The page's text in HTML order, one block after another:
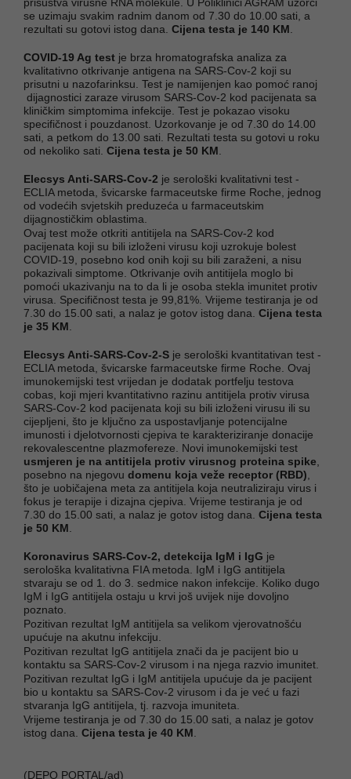
se uzimaju svakim radnim danom od 7.30 do 10.00 sati, a
rezultati su gotovi istog dana. Cijena testa je 140 KM
COVID-19 Ag test je brza hromatografska analiza za
kvalitativno otkrivanje antigena na SARS-Cov-2 koji su
prisutni u nazofarinksu. Test je namijenjen kao pomoć ranoj
dijagnostici zaraze virusom SARS-Cov-2 kod pacijenata sa
kliničkim simptomima infekcije. Test je pokazao visoku
specifičnost i pouzdanost. Uzorkovanje je od 7.30 do 14.00
sati, a petkom do 13.00 sati. Rezultati testa su gotovi u roku
od nekoliko sati. Cijena testa je 50 KM
Elecsys Anti-SARS-Cov-2 je serološki kvalitativni test -
ECLIA metoda, švicarske farmaceutske firme Roche, jednog
od vodećih svjetskih preduzeća u farmaceutskim
dijagnostičkim oblastima.
Ovaj test može otkriti antitijela na SARS-Cov-2 kod
pacijenata koji su bili izloženi virusu koji uzrokuje bolest
COVID-19, posebno kod onih koji su bili zaraženi, a nisu
pokazivali simptome. Otkrivanje ovih antitijela moglo bi
pomoći ukazivanju na to da li je osoba stekla imunitet protiv
virusa. Specifičnost testa je 99,81%. Vrijeme testiranja je od
7.30 do 15.00 sati, a nalaz je gotov istog dana. Cijena testa
je 35 KM
Elecsys Anti-SARS-Cov-2-S je serološki kvantitativan test -
ECLIA metoda, švicarske farmaceutske firme Roche. Ovaj
imunokemijski test vrijedan je dodatak portfelju testova
cobas, koji mjeri kvantitativno razinu antitijela protiv virusa
SARS-Cov-2 kod pacijenata koji su bili izloženi virusu ili su
cijepljeni, što je ključno za uspostavljanje potencijalne
imunosti i djelotvornosti cjepiva te karakteriziranje donacije
rekovalescentne plazmofereze. Novi imunokemijski test
usmjeren je na antitijela protiv virusnog proteina spike
posebno na njegovu domenu koja veže receptor (RBD)
što je uobičajena meta za antitijela koja neutraliziraju virus i
fokus je terapije i dizajna cjepiva. Vrijeme testiranja je od
7.30 do 15.00 sati, a nalaz je gotov istog dana. Cijena testa
je 50 KM
Koronavirus SARS-Cov-2, detekcija IgM i IgG je
serološka kvalitativna FIA metoda. IgM i IgG antitijela
stvaraju se od 1. do 3. sedmice nakon infekcije. Koliko dugo
IgM i IgG antitijela ostaju u krvi još uvijek nije dovoljno
poznato.
Pozitivan rezultat IgM antitijela sa velikom vjerovatnošću
upućuje na akutnu infekciju.
Pozitivan rezultat IgG antitijela znači da je pacijent bio u
kontaktu sa SARS-Cov-2 virusom i na njega razvio imunitet.
Pozitivan rezultat IgG i IgM antitijela upućuje da je pacijent
bio u kontaktu sa SARS-Cov-2 virusom i da je već u fazi
stvaranja IgG antitijela, tj. razvoja imuniteta.
Vrijeme testiranja je od 7.30 do 15.00 sati, a nalaz je gotov
istog dana. Cijena testa je 40 KM
(DEPO PORTAL/ad)